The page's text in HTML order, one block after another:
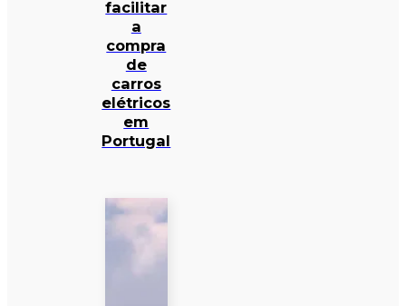
facilitar
a
compra
de
carros
elétricos
em
Portugal